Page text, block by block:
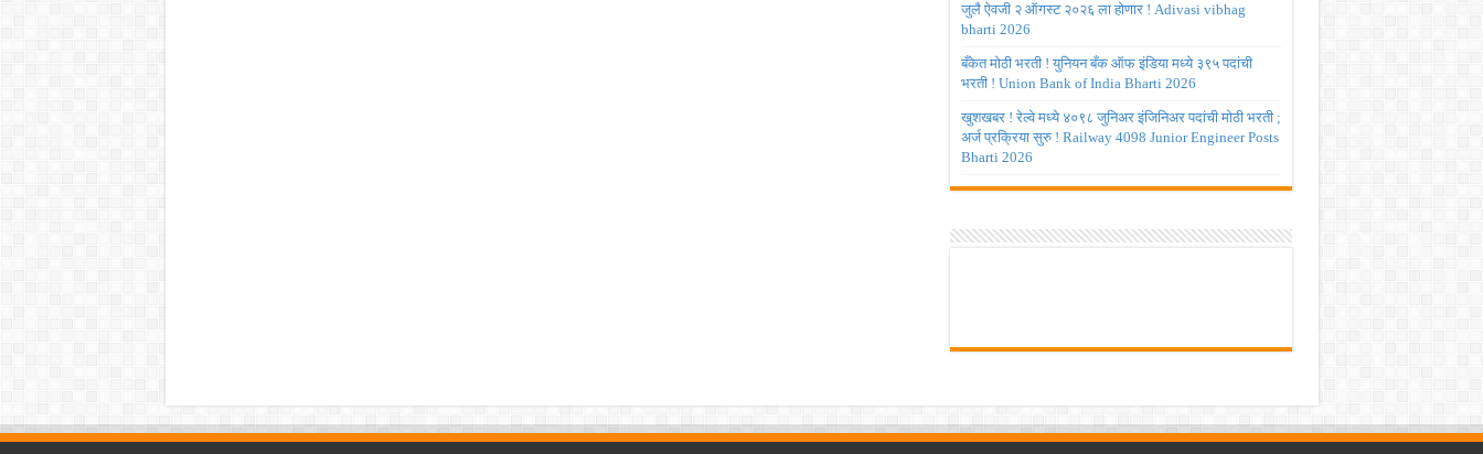
जुलै ऐवजी २ ऑगस्ट २०२६ ला होणार ! Adivasi vibhag
bharti 2026
बँकेत मोठी भरती ! युनियन बँक ऑफ इंडिया मध्ये ३९५ पदांची
भरती ! Union Bank of India Bharti 2026
खुशखबर ! रेल्वे मध्ये ४०९८ जुनिअर इंजिनिअर पदांची मोठी भरती ;
अर्ज प्रक्रिया सुरु ! Railway 4098 Junior Engineer Posts
Bharti 2026